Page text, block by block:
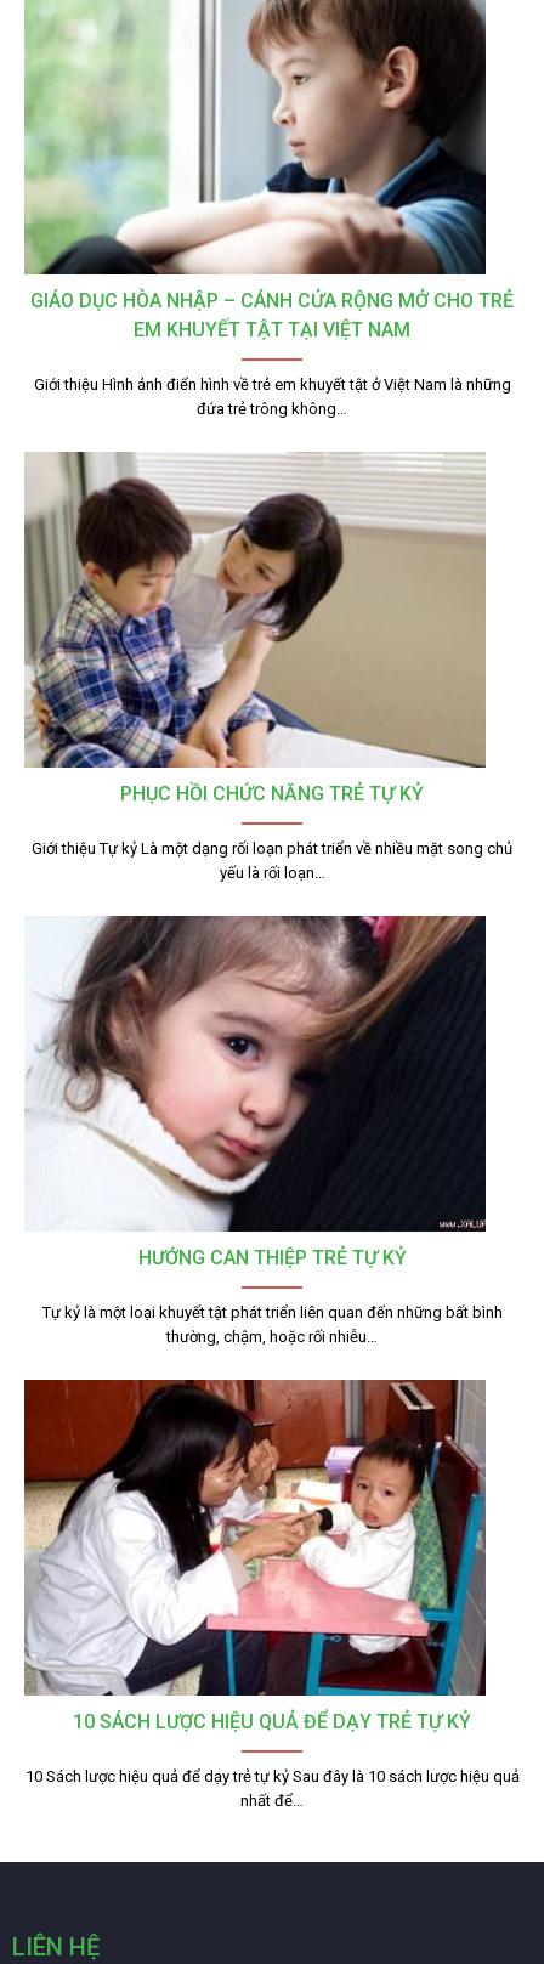
GIÁO DỤC HÒA NHẬP – CÁNH CỬA RỘNG MỞ CHO TRẺ
EM KHUYẾT TẬT TẠI VIỆT NAM
Giới thiệu Hình ảnh điển hình về trẻ em khuyết tật ở Việt Nam là những
đứa trẻ trông không…
PHỤC HỒI CHỨC NĂNG TRẺ TỰ KỶ
Giới thiệu Tự kỷ Là một dạng rối loạn phát triển về nhiều mặt song chủ
yếu là rối loạn…
HƯỚNG CAN THIỆP TRẺ TỰ KỶ
Tự kỷ là một loại khuyết tật phát triển liên quan đến những bất bình
thường, chậm, hoặc rối nhiễu…
10 SÁCH LƯỢC HIỆU QUẢ ĐỂ DẠY TRẺ TỰ KỶ
10 Sách lược hiệu quả để dạy trẻ tự kỷ Sau đây là 10 sách lược hiệu quả
nhất để…
LIÊN HỆ